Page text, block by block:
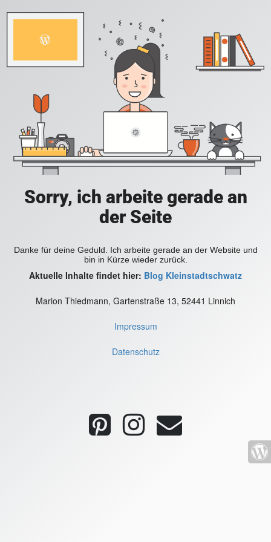
Sorry, ich arbeite gerade an
der Seite
Danke für deine Geduld. Ich arbeite gerade an der Website und
bin in Kürze wieder zurück.
Aktuelle Inhalte findet hier: Blog Kleinstadtschwatz
Marion Thiedmann, Gartenstraße 13, 52441 Linnich
Impressum
Datenschutz